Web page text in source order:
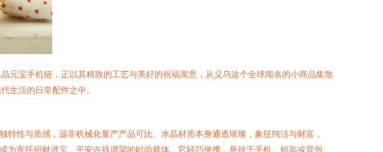
宝手机链，正以其精致的工艺与美好的祝福寓意，从义乌这个全球闻名的小商品集散
生活的日常配件之中。
性与质感，远非机械化量产产品可比。水晶材质本身通透璀璨，象征纯洁与财富，
寄托招财进宝、平安吉祥愿望的时尚载体。它轻巧便携，悬挂于手机、钥匙或背包